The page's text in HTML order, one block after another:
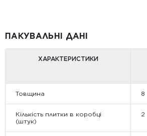
ПАКУВАЛЬНІ ДАНІ
ХАРАКТЕРИСТИКИ
Товщина 8
Кількість плитки в коробці
(штук)
2